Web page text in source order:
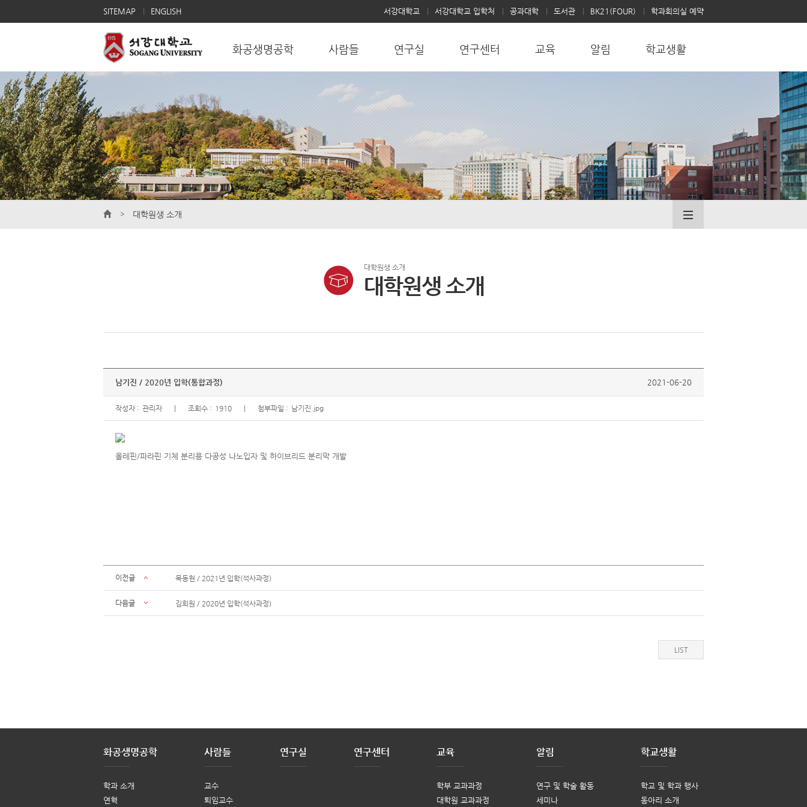
SITEMAP ENGLISH 서강대학교 서강대학교 입학처 공과대학 도서관 BK21(FOUR) 학과회의실 예약
화공생명공학 사람들 연구실 연구센터 교육 알림 학교생활
대학원생 소개
대학원생 소개
대학원생 소개
남기진 / 2020년 입학(통합과정) 2021-06-20
작성자 : 관리자 조회수 : 1910 첨부파일 : 남기진.jpg
올레핀/파라핀 기체 분리용 다공성 나노입자 및 하이브리드 분리막 개발
이전글 목동현 / 2021년 입학(석사과정)
다음글 김희원 / 2020년 입학(석사과정)
LIST
화공생명공학
학과 소개
연혁
사람들
교수
퇴임교수
연구실 연구센터 교육
학부 교과과정
대학원 교과과정
알림
연구 및 학술 활동
세미나
학교생활
학교 및 학과 행사
동아리 소개